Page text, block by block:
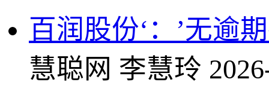
百润股份‘：’无逾
慧聪网 李慧玲